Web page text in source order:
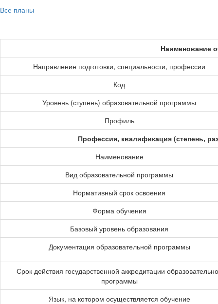
Все планы
Наименование
Направление подготовки, специальности, профессии
Код
Уровень (ступень) образовательной программы
Профиль
Профессия, квалификация (степень,
Наименование
Вид образовательной программы
Нормативный срок освоения
Форма обучения
Базовый уровень образования
Документация образовательной программы
Срок действия государственной аккредитации
программы
Язык, на котором осуществляется обучение